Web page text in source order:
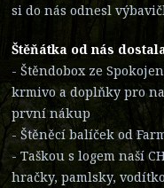
si do nás odnesl
Štěňátka od nás
- Štěndobox ze
krmivo a doplňky pro
první nákup
- Štěněcí balíček od
- Taškou s logem naší
hračky, pamlsky,